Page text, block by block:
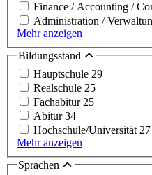
Finance / Accounting /
Administration /
Mehr anzeigen
Bildungsstand
Hauptschule 29
Realschule 25
Fachabitur 25
Abitur34
Hochschule/Universität 27
Mehr anzeigen
Sprachen